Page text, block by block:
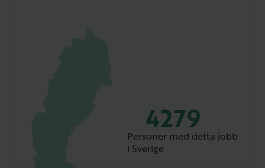
4279
Personer med detta jobb
i Sverige